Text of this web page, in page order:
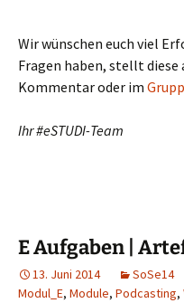
Wir wünschen euch viel
Fragen haben, stellt
Kommentar oder im
Ihr #eSTUDI-Team
E Aufgaben |
13. Juni 2014 SoSe14
Modul_E, Module, Podcasting,